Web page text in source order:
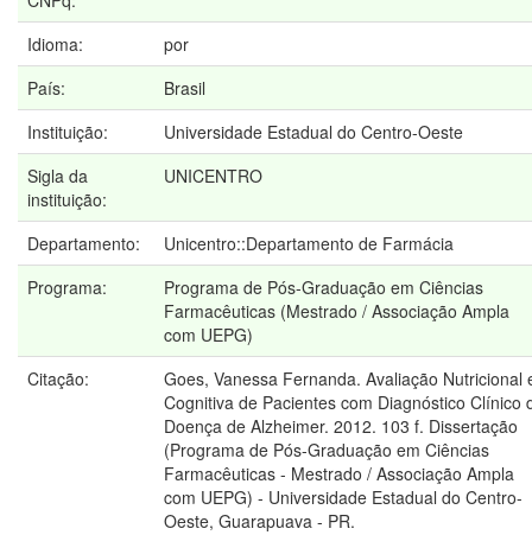
Idioma:
por
País:
Brasil
Instituição:
Universidade Estadual do Centro-Oeste
Sigla da
instituição:
UNICENTRO
Departamento:
Unicentro::Departamento de Farmácia
Programa:
Programa de Pós-Graduação em Ciências
Farmacêuticas (Mestrado / Associação Ampla
com UEPG)
Citação:
Goes, Vanessa Fernanda. Avaliação Nutricional
Cognitiva de Pacientes com Diagnóstico Clínico
Doença de Alzheimer. 2012. 103 f. Dissertação
(Programa de Pós-Graduação em Ciências
Farmacêuticas - Mestrado / Associação Ampla
com UEPG) - Universidade Estadual do Centro-
Oeste, Guarapuava - PR.